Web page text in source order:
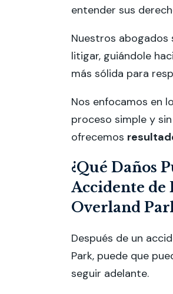
entender sus
Nuestros abogados
litigar, guiándole
más sólida para
Nos enfocamos en
proceso simple y
ofrecemos
¿Qué Daños
Accidente de
Overland
Después de un
Park, puede que
seguir adelante.